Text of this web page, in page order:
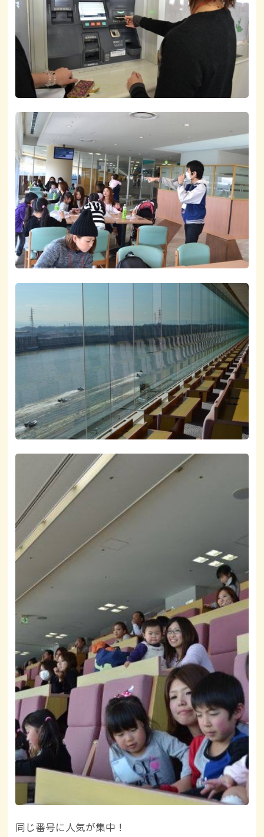
同じ番号に人気が集中！